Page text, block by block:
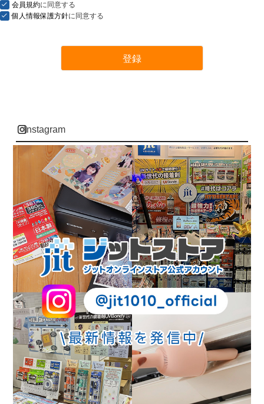
会員規約に同意する
個人情報保護方針に同意する
登録
instagram